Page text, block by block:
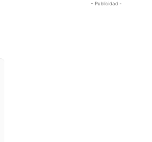
- Publicidad -